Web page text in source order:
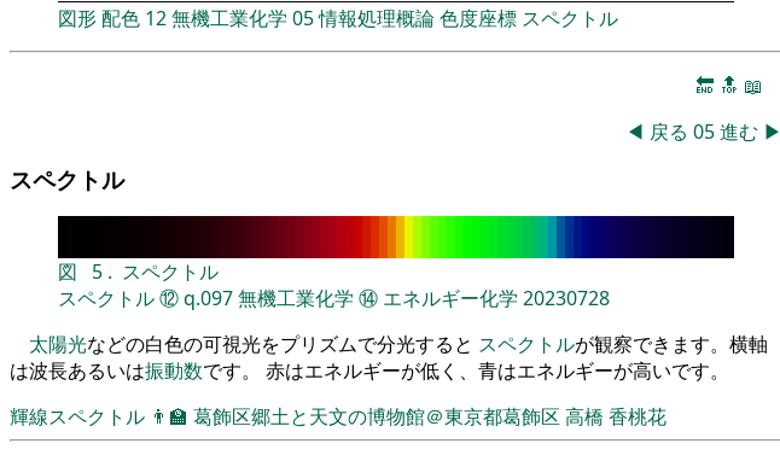
図形配色 12無機工業化学 05情報処理概論色度座標 スペクトル
🔚 🔝 📖
◀ 戻る 05進む ▶
スペクトル
図 5 . スペクトル
スペクトル⑫q.097無機工業化学 ⑭ エネルギー化学 20230728
太陽光などの白色の可視光をプリズムで分光すると スペクトルが観察できます。横軸
は波長あるいは振動数です。 赤はエネルギーが低く、青はエネルギーが高いです。
輝線スペクトル 👨‍🏫 葛飾区郷土と天文の博物館＠東京都葛飾区 高橋 香桃花